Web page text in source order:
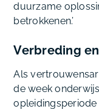
duurzame
betrokkenen.’
Verbreding
Als
de week
opleidingsperiode